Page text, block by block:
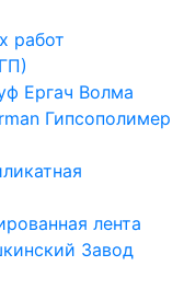
работ
Ергач Волма
Гипсополимер
лента
Завод